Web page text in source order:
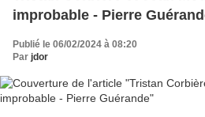
improbable - Pierre
Publié le 06/02/2024 à 08:20
Par jdor